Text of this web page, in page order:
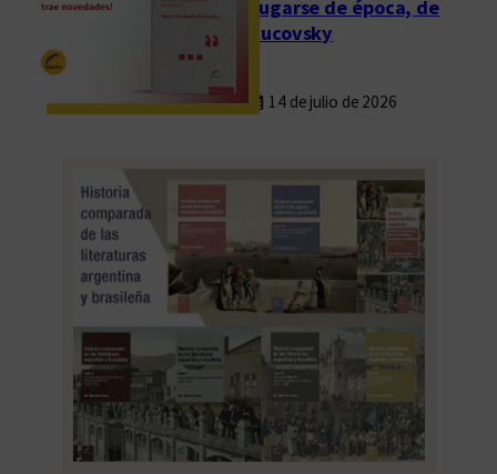
Fugarse de época, de
Rucovsky
14 de julio de 2026